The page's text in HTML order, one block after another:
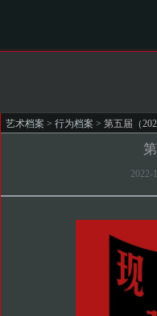
艺术档案 > 行为档案 > 第五届（